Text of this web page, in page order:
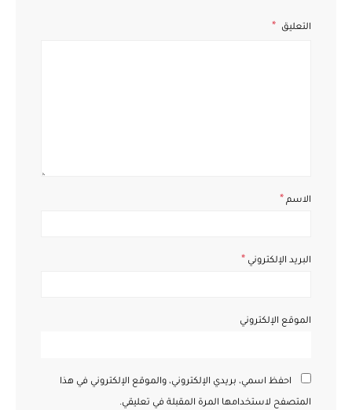
التعليق
الاسم *
البريد الإلكتروني *
الموقع الإلكتروني
احفظ اسمي، بريدي الإلكتروني، والموقع الإلكتروني في هذا
المتصفح لاستخدامها المرة المقبلة في تعليقي.